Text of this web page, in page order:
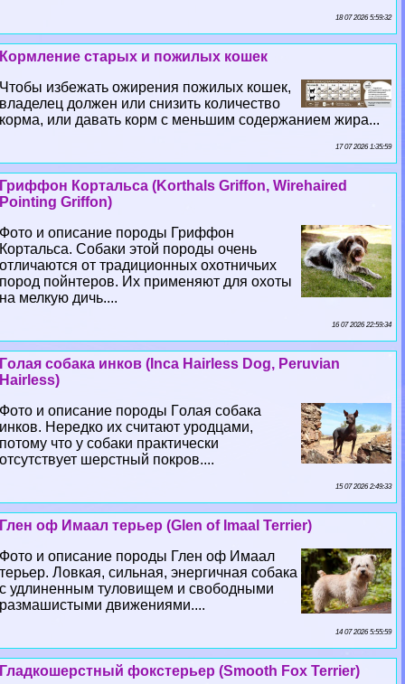
18 07 2026 5:59:32
Кормление старых и пожилых кошек
Чтобы избежать ожирения пожилых кошек,
владелец должен или снизить количество
корма, или давать корм с меньшим содержанием жира...
17 07 2026 1:35:59
Гриффон Кортальса (Korthals Griffon, Wirehaired
Pointing Griffon)
Фото и описание породы Гриффон
Кортальса. Собаки этой породы очень
отличаются от традиционных охотничьих
пород пойнтеров. Их применяют для охоты
на мелкую дичь....
16 07 2026 22:59:34
Гoлая собака инков (Inca Hairless Dog, Peruvian
Hairless)
Фото и описание породы Гoлая собака
инков. Нередко их считают уpoдцами,
потому что у собаки пpaктически
отсутствует шерстный покров....
15 07 2026 2:49:33
Глен оф Имаал терьер (Glen of Imaal Terrier)
Фото и описание породы Глен оф Имаал
терьер. Ловкая, сильная, энергичная собака
с удлиненным туловищем и свободными
размашистыми движениями....
14 07 2026 5:55:59
Гладкошерстный фокстерьер (Smooth Fox Terrier)